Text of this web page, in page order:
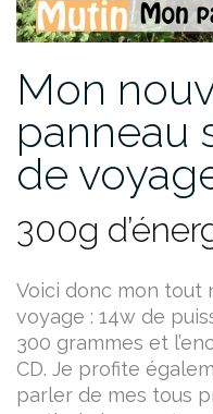
Mon
panneau
de
300g
Voici donc mon tout
voyage : 14w de
300 grammes et
CD. Je profite
parler de mes tous